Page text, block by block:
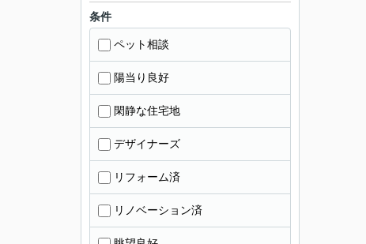
条件
ペット相談
陽当り良好
閑静な住宅地
デザイナーズ
リフォーム済
リノベーション済